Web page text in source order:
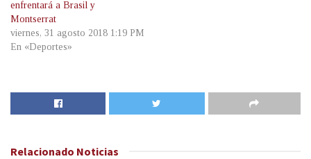
enfrentará a Brasil y
Montserrat
viernes, 31 agosto 2018 1:19 PM
En «Deportes»
Relacionado Noticias